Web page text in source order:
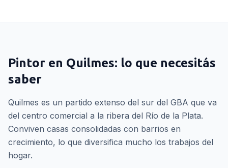
Pintor en Quilmes: lo que necesitás
saber
Quilmes es un partido extenso del sur del GBA que va
del centro comercial a la ribera del Río de la Plata.
Conviven casas consolidadas con barrios en
crecimiento, lo que diversifica mucho los trabajos del
hogar.